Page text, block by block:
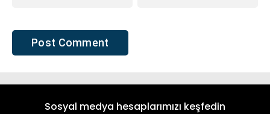
Sosyal medya hesaplarımızı keşfedin